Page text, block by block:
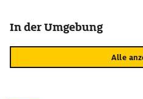
In der Umgebung
Alle